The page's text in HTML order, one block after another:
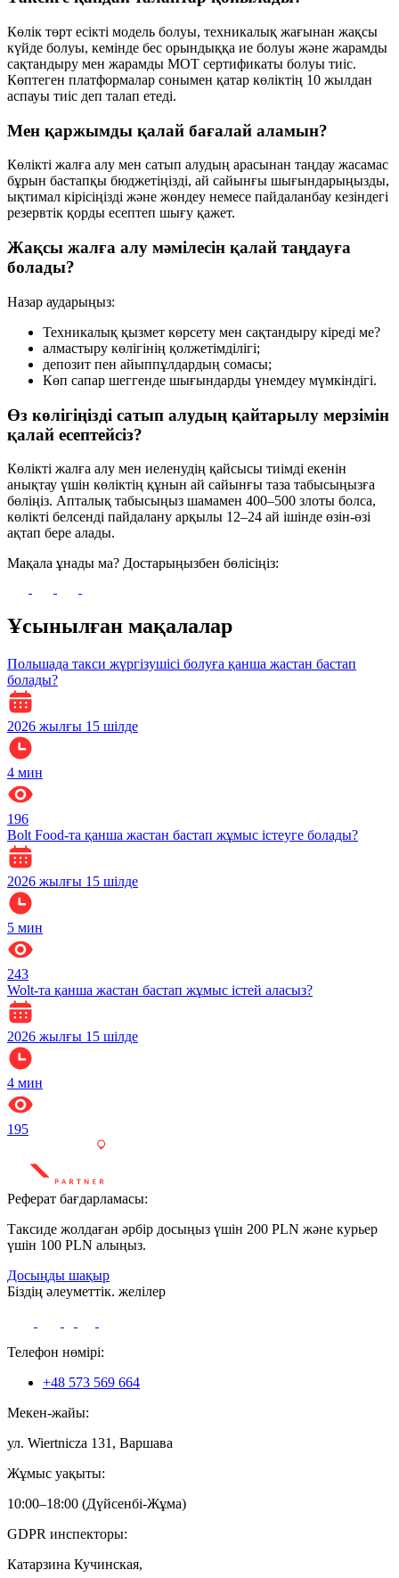
Көлік төрт есікті модель болуы, техникалық жағынан жақсы
күйде болуы, кемінде бес орындыққа ие болуы және жарамды
сақтандыру мен жарамды MOT сертификаты болуы тиіс.
Көптеген платформалар сонымен қатар көліктің 10 жылдан
аспауы тиіс деп талап етеді.
Мен қаржымды қалай бағалай аламын?
Көлікті жалға алу мен сатып алудың арасынан таңдау жасамас
бұрын бастапқы бюджетіңізді, ай сайынғы шығындарыңызды,
ықтимал кірісіңізді және жөндеу немесе пайдаланбау кезіндегі
резервтік қорды есептеп шығу қажет.
Жақсы жалға алу мәмілесін қалай таңдауға
болады?
Назар аударыңыз:
Техникалық қызмет көрсету мен сақтандыру кіреді ме?
алмастыру көлігінің қолжетімділігі;
депозит пен айыппұлдардың сомасы;
Көп сапар шеггенде шығындарды үнемдеу мүмкіндігі.
Өз көлігіңізді сатып алудың қайтарылу мерзімін
қалай есептейсіз?
Көлікті жалға алу мен иеленудің қайсысы тиімді екенін
анықтау үшін көліктің құнын ай сайынғы таза табысыңызға
бөліңіз. Апталық табысыңыз шамамен 400–500 злоты болса,
көлікті белсенді пайдалану арқылы 12–24 ай ішінде өзін-өзі
ақтап бере алады.
Мақала ұнады ма? Достарыңызбен бөлісіңіз:
Ұсынылған мақалалар
Польшада такси жүргізушісі болуға қанша жастан бастап
болады?
2026 жылғы 15 шілде
4 мин
196
Bolt Food-та қанша жастан бастап жұмыс істеуге болады?
2026 жылғы 15 шілде
5 мин
243
Wolt-та қанша жастан бастап жұмыс істей аласыз?
2026 жылғы 15 шілде
4 мин
195
Реферат бағдарламасы:
Таксиде жолдаған әрбір досыңыз үшін 200 PLN және курьер
үшін 100 PLN алыңыз.
Досыңды шақыр
Біздің әлеуметтік. желілер
Телефон нөмірі:
+48 573 569 664
Мекен-жайы:
ул. Wiertnicza 131, Варшава
Жұмыс уақыты:
10:00–18:00 (Дүйсенбі-Жұма)
GDPR инспекторы:
Катарзина Кучинская,